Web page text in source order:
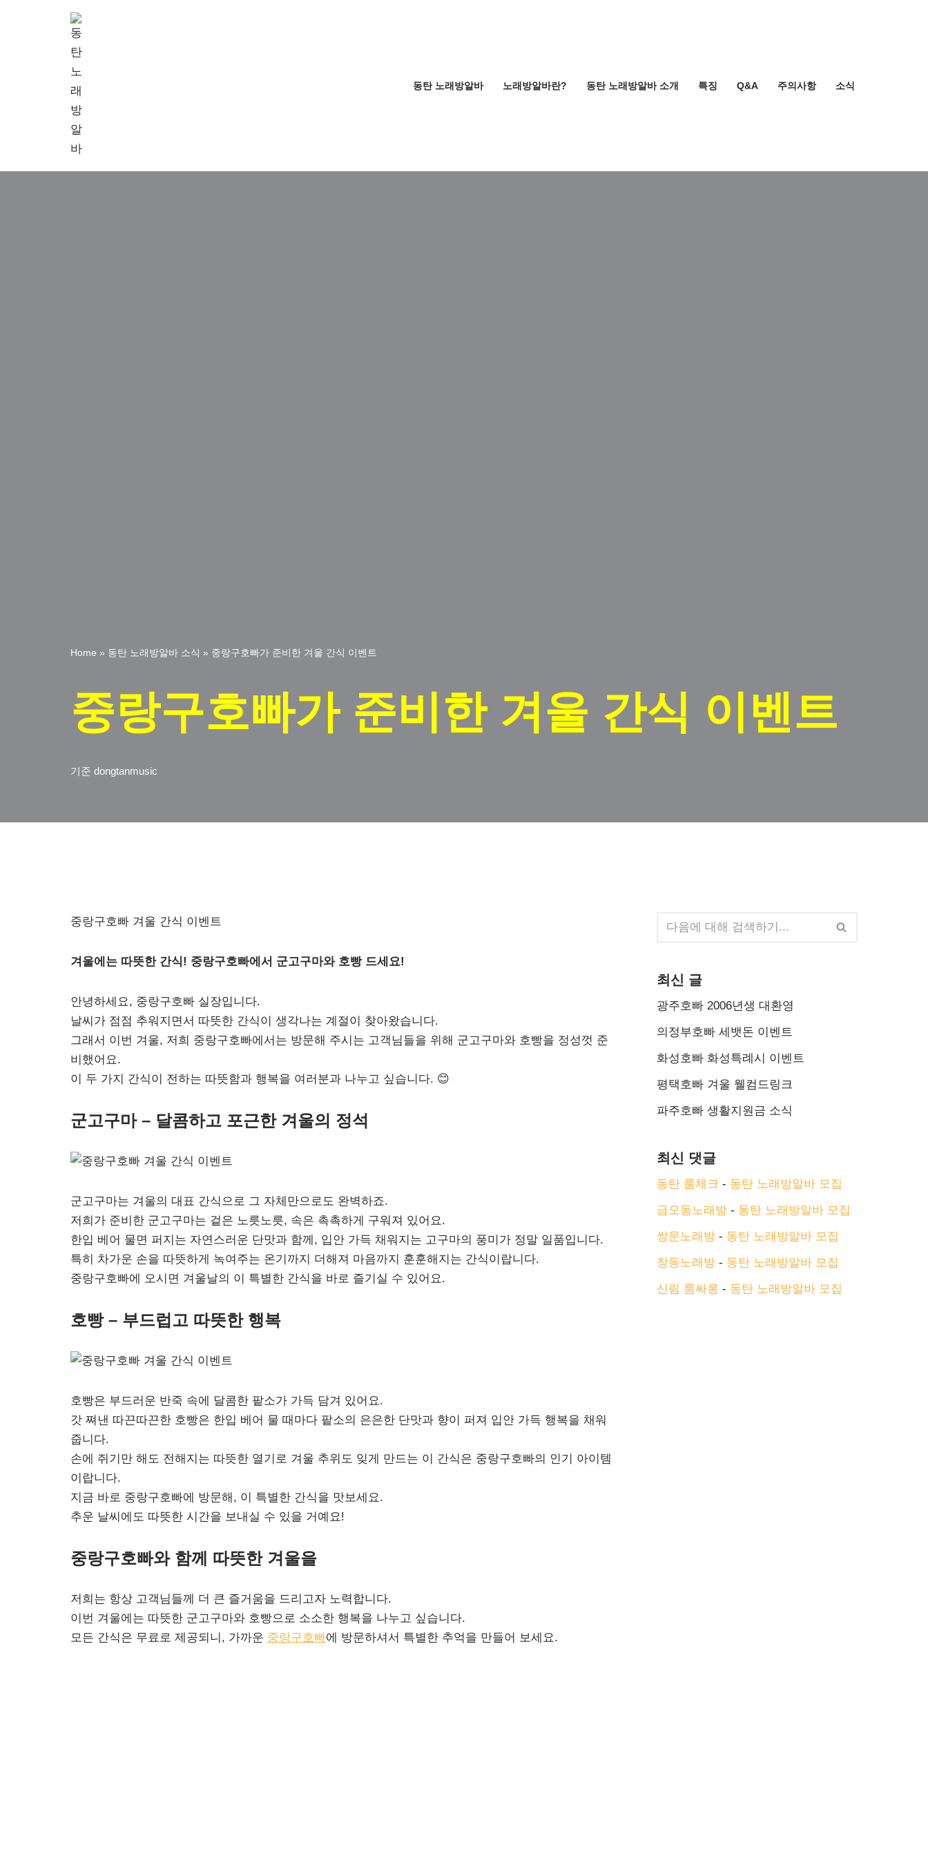
기
동탄 노래방알바 노래방알바란? 동탄 노래방알바 소개 특징 Q&A 주의사항 소식
Home » 동탄 노래방알바 소식 » 중랑구호빠가 준비한 겨울 간식 이벤트
중랑구호빠가 준비한 겨울 간식 이벤트
기준 dongtanmusic
중랑구호빠 겨울 간식 이벤트
겨울에는 따뜻한 간식! 중랑구호빠에서 군고구마와 호빵 드세요!
안녕하세요, 중랑구호빠 실장입니다.
날씨가 점점 추워지면서 따뜻한 간식이 생각나는 계절이 찾아왔습니다.
그래서 이번 겨울, 저희 중랑구호빠에서는 방문해 주시는 고객님들을 위해 군고구마와 호빵을 정성껏 준
비했어요.
이 두 가지 간식이 전하는 따뜻함과 행복을 여러분과 나누고 싶습니다. 😊
군고구마 – 달콤하고 포근한 겨울의 정석
군고구마는 겨울의 대표 간식으로 그 자체만으로도 완벽하죠.
저희가 준비한 군고구마는 겉은 노릇노릇, 속은 촉촉하게 구워져 있어요.
한입 베어 물면 퍼지는 자연스러운 단맛과 함께, 입안 가득 채워지는 고구마의 풍미가 정말 일품입니다.
특히 차가운 손을 따뜻하게 녹여주는 온기까지 더해져 마음까지 훈훈해지는 간식이랍니다.
중랑구호빠에 오시면 겨울날의 이 특별한 간식을 바로 즐기실 수 있어요.
호빵 – 부드럽고 따뜻한 행복
호빵은 부드러운 반죽 속에 달콤한 팥소가 가득 담겨 있어요.
갓 쪄낸 따끈따끈한 호빵은 한입 베어 물 때마다 팥소의 은은한 단맛과 향이 퍼져 입안 가득 행복을 채워
줍니다.
손에 쥐기만 해도 전해지는 따뜻한 열기로 겨울 추위도 잊게 만드는 이 간식은 중랑구호빠의 인기 아이템
이랍니다.
지금 바로 중랑구호빠에 방문해, 이 특별한 간식을 맛보세요.
추운 날씨에도 따뜻한 시간을 보내실 수 있을 거예요!
중랑구호빠와 함께 따뜻한 겨울을
저희는 항상 고객님들께 더 큰 즐거움을 드리고자 노력합니다.
이번 겨울에는 따뜻한 군고구마와 호빵으로 소소한 행복을 나누고 싶습니다.
모든 간식은 무료로 제공되니, 가까운 중랑구호빠에 방문하셔서 특별한 추억을 만들어 보세요.
최신 글
광주호빠 2006년생 대환영
의정부호빠 세뱃돈 이벤트
화성호빠 화성특례시 이벤트
평택호빠 겨울 웰컴드링크
파주호빠 생활지원금 소식
최신 댓글
동탄 룸체크 - 동탄 노래방알바 모집
금오동노래방 - 동탄 노래방알바 모집
쌍문노래방 - 동탄 노래방알바 모집
창동노래방 - 동탄 노래방알바 모집
신림 룸싸롱 - 동탄 노래방알바 모집